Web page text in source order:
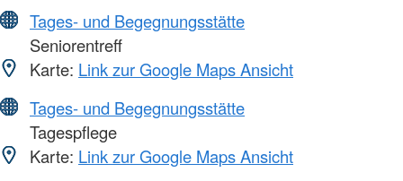
Tages- und Begegnungsstätte
Seniorentreff
Karte: Link zur Google Maps Ansicht
Tages- und Begegnungsstätte
Tagespflege
Karte: Link zur Google Maps Ansicht